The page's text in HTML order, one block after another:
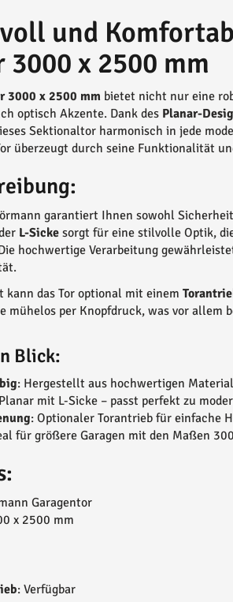
und
x 2500 mm
3000 x 2500 mmbietet nicht nur eine
optisch Akzente. Dank des Planar-
Sektionaltor harmonisch in jede
überzeugt durch seine Funktionalität
garantiert Ihnen sowohl
L-Sickesorgt für eine stilvolle Optik,
hochwertige Verarbeitung
das Tor optional mit einem
mühelos per Knopfdruck, was vor allem
Blick:
: Hergestellt aus hochwertigen
mit L-Sicke – passt perfekt zu
: Optionaler Torantrieb für einfache
für größere Garagen mit den Maßen
Garagentor
x 2500 mm
: Verfügbar